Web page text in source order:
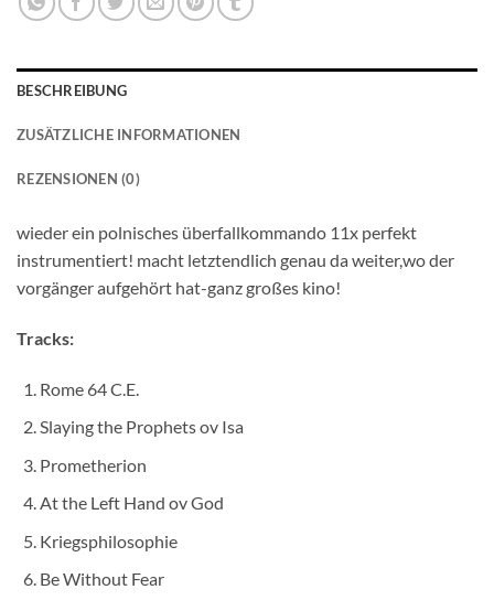
BESCHREIBUNG
ZUSÄTZLICHE INFORMATIONEN
REZENSIONEN (0)
wieder ein polnisches überfallkommando 11x perfekt
instrumentiert! macht letztendlich genau da weiter,wo der
vorgänger aufgehört hat-ganz großes kino!
Tracks:
Rome 64 C.E.
Slaying the Prophets ov Isa
Prometherion
At the Left Hand ov God
Kriegsphilosophie
Be Without Fear